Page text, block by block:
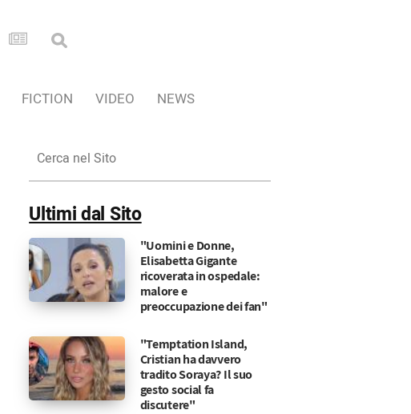
FICTION VIDEO NEWS
nel
Sito
Ultimi dal Sito
"Uomini e Donne,
Elisabetta Gigante
ricoverata in ospedale:
malore e
preoccupazione dei fan"
"Temptation Island,
Cristian ha davvero
tradito Soraya? Il suo
gesto social fa
discutere"